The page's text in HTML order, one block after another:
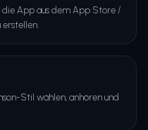
App aus dem App Store /
Stil wählen, anhören und